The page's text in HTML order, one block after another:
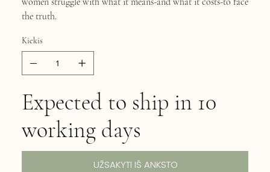
the truth.
Kiekis
Expected to ship in 10
working days
UŽSAKYTI IŠ ANKSTO